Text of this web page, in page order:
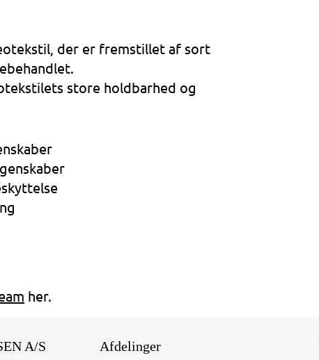
der er fremstillet af sort
store holdbarhed og
her.
A/S Afdelinger